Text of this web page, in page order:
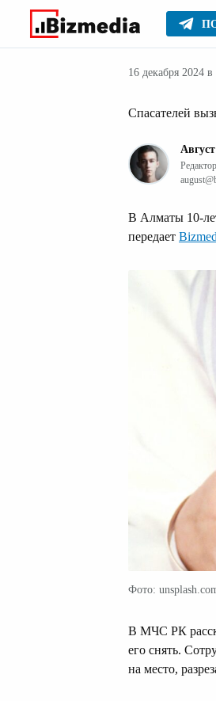
Главное
16 декабря 2024 в
Спасателей
В Алматы 10-
передает
Фото:
В МЧС РК
его снять.
на место,